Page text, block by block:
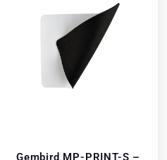
Gembird MP-PRINT-S –